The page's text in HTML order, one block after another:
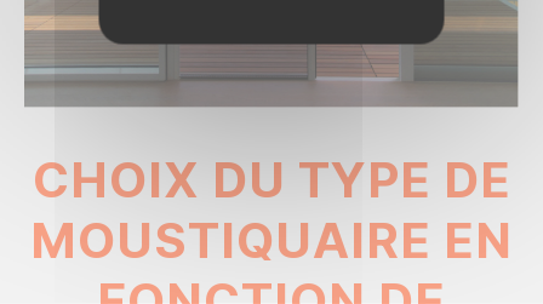
CHOIX DU TYPE DE
MOUSTIQUAIRE EN